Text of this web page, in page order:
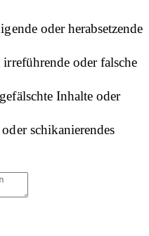
oder herabsetzende
oder falsche
Inhalte oder
schikanierendes